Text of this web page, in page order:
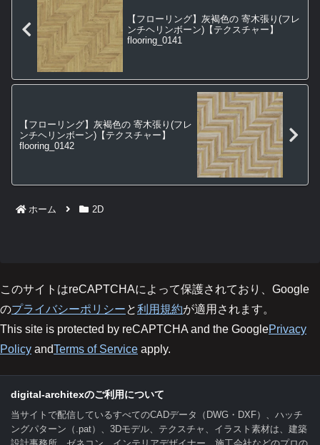
【フローリング】灰褐色の 寄木張り(フレ
ンチヘリンボーン)【テクスチャー】
flooring_0141
【フローリング】灰褐色の 寄木張り(フレ
ンチヘリンボーン)【テクスチャー】
flooring_0142
ホーム 2D
このサイトはreCAPTCHAによって保護されており、Google
のプライバシーポリシーと利用規約が適用されます。
This site is protected by reCAPTCHA and the GooglePrivacy
Policy andTerms of Service apply.
digital-architexのご利用について
当サイトで配信しているすべてのCADデータ（DWG・DXF）、ハッチ
ングパターン（.pat）、3Dモデル、テクスチャ、イラスト素材は、建築